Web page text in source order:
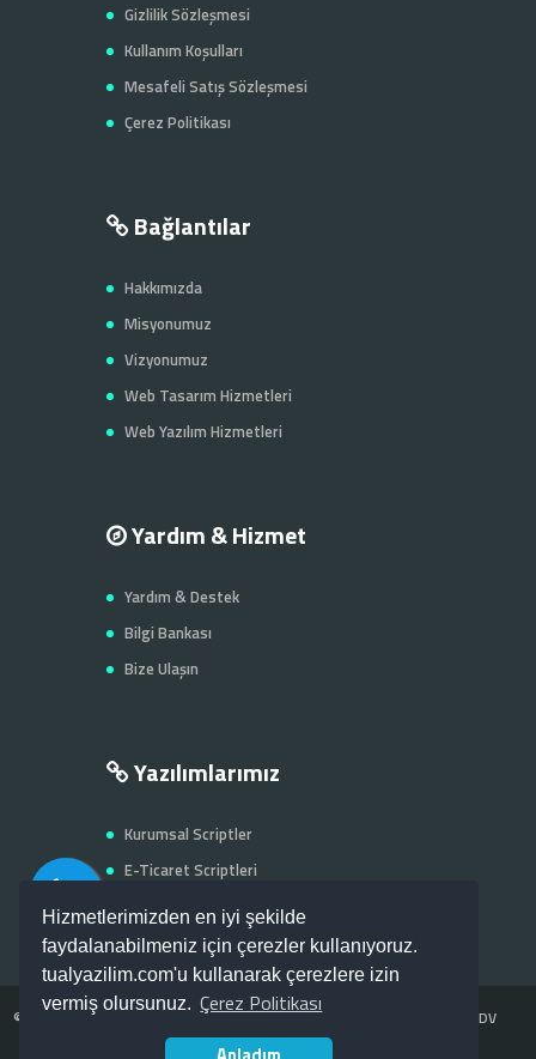
Hizmetlerimizden en iyi şekilde
faydalanabilmeniz için çerezler kullanıyoruz.
tualyazilim.com'u kullanarak çerezlere izin
vermiş olursunuz. Çerez Politikası
Gizlilik Sözleşmesi
Kullanım Koşulları
Mesafeli Satış Sözleşmesi
Çerez Politikası
Bağlantılar
Hakkımızda
Misyonumuz
Vizyonumuz
Web Tasarım Hizmetleri
Web Yazılım Hizmetleri
Yardım & Hizmet
Yardım & Destek
Bilgi Bankası
Bize Ulaşın
Yazılımlarımız
Kurumsal Scriptler
E-Ticaret Scriptleri
Firma - Şehir Rehberi
© Tual Web YazılımWeb Yazılım & Tasarım Hizmetleri -- Fiyatlarımız KDV